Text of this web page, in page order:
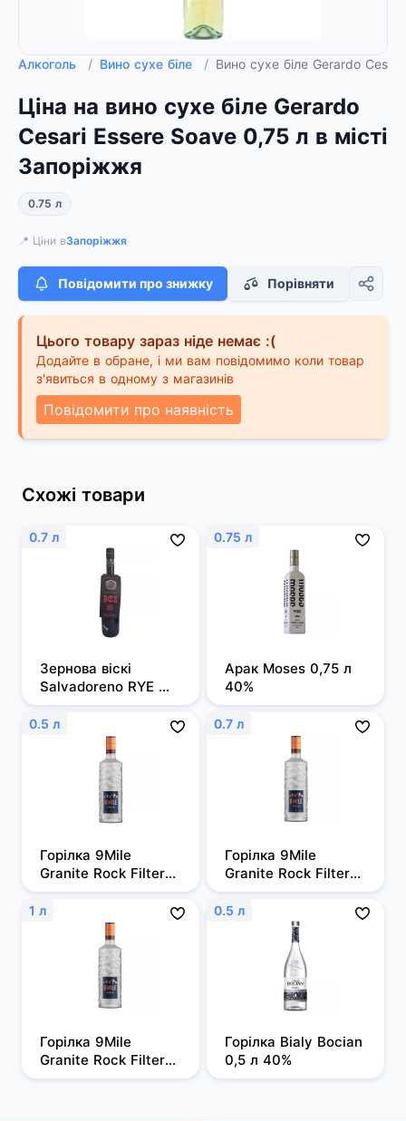
Алкоголь / Вино сухе біле / Вино сухе біле Gerardo
Ціна на вино сухе біле Gerardo
Cesari Essere Soave 0,75 л в місті
Запоріжжя
0.75 л
📍 Ціни вЗапоріжжя
Повідомити про знижку Порівняти
Цього товару зараз ніде немає :(
Додайте в обране, і ми вам повідомимо коли товар
з'явиться в одному з магазинів
Повідомити про наявність
Схожі товари
0.7 л
Зернова віскі
Salvadoreno RYE
0,7л 50%
0.75 л
Арак Moses 0,75 л
40%
0.5 л
Горілка 9Mile
Granite Rock Filtered
0,5л, 37,5%
0.7 л
Горілка 9Mile
Granite Rock Filtered
0,7 л, 37,5%
1 л
Горілка 9Mile
Granite Rock Filtered
1 л, 37,5%
0.5 л
Горілка Bialy Bocian
0,5 л 40%